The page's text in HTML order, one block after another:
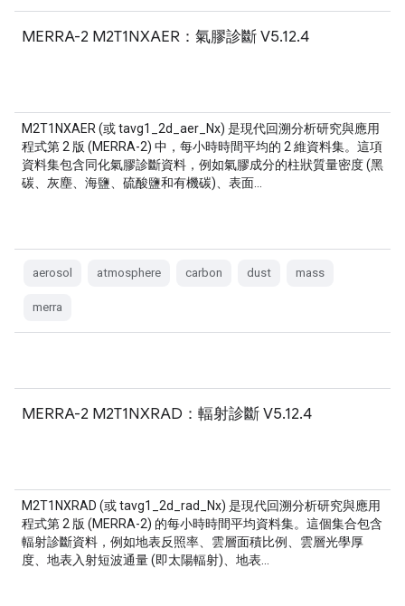
MERRA-2 M2T1NXAER：氣膠診斷 V5.12.4
M2T1NXAER (或 tavg1_2d_aer_Nx) 是現代回溯分析研究與應用
程式第 2 版 (MERRA-2) 中，每小時時間平均的 2 維資料集。這項
資料集包含同化氣膠診斷資料，例如氣膠成分的柱狀質量密度 (黑
碳、灰塵、海鹽、硫酸鹽和有機碳)、表面…
aerosol atmosphere carbon dust mass
merra
MERRA-2 M2T1NXRAD：輻射診斷 V5.12.4
M2T1NXRAD (或 tavg1_2d_rad_Nx) 是現代回溯分析研究與應用
程式第 2 版 (MERRA-2) 的每小時時間平均資料集。這個集合包含
輻射診斷資料，例如地表反照率、雲層面積比例、雲層光學厚
度、地表入射短波通量 (即太陽輻射)、地表…